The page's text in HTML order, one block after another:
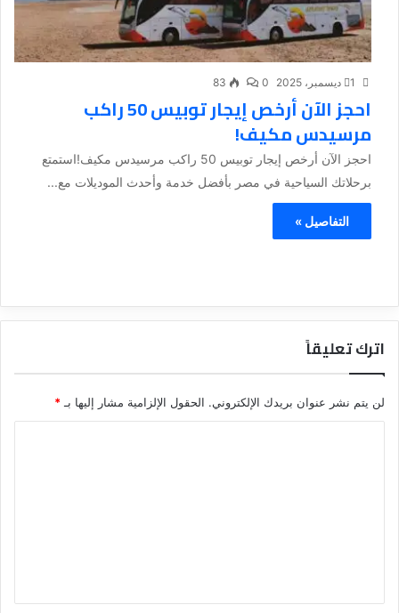
1 ديسمبر، 2025 0
83
احجز الآن أرخص إيجار توبيس 50 راكب
مرسيدس مكيف!
احجز الآن أرخص إيجار توبيس 50 راكب مرسيدس مكيف!استمتع
برحلاتك السياحية في مصر بأفضل خدمة وأحدث الموديلات مع...
التفاصيل »
اترك تعليقاً
لن يتم نشر عنوان بريدك الإلكتروني. الحقول الإلزامية مشار إليها بـ *